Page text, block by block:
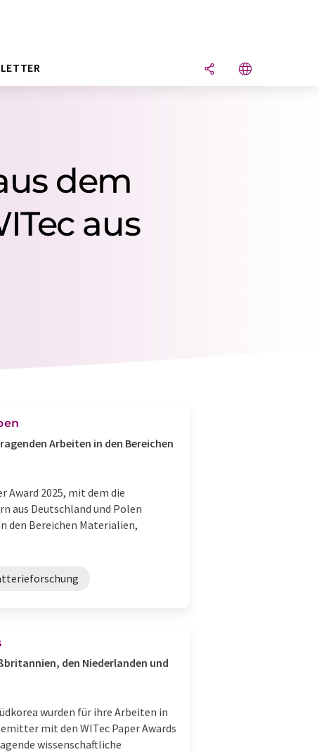
dem
aus
Arbeiten in den Bereichen
Award 2025, mit dem die
aus Deutschland und Polen
den Bereichen Materialien,
den Niederlanden und
wurden für ihre Arbeiten in
mit den WITec Paper Awards
wissenschaftliche